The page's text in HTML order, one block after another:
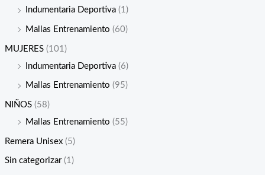
Indumentaria Deportiva (1)
Mallas Entrenamiento (60)
MUJERES (101)
Indumentaria Deportiva (6)
Mallas Entrenamiento (95)
NIÑOS (58)
Mallas Entrenamiento (55)
Remera Unisex (5)
Sin categorizar (1)